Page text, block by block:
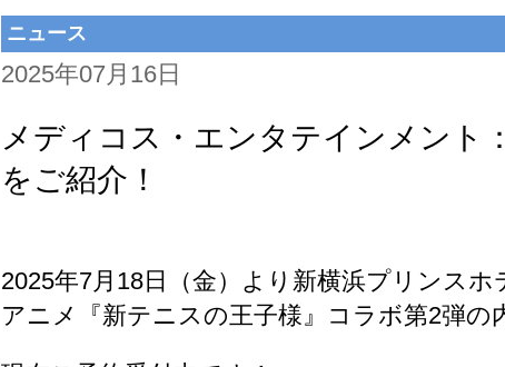
ニュース
2025年07月16日
メディコス・エンタテインメント
をご紹介！
2025年7月18日（金）より新横浜プリンスホ
アニメ『新テニスの王子様』コラボ第2弾の